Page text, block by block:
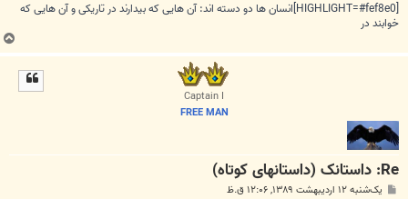
[HIGHLIGHT=#fef8e0]انسان ها دو دسته اند: آن هایی که بیدارند در تاریکی و آن هایی که
خوابند در
ب
ا
Captain I
FREE MAN
Re: داستانک (داستانهای کوتاه)
پ یک‌شنبه ۱۲ اردیبهشت ۱۳۸۹, ۱۲:۰۶ ق.ظ